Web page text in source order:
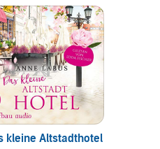
kleine Altstadthotel